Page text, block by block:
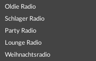
Oldie Radio
Schlager Radio
Party Radio
Lounge Radio
Weihnachtsradio